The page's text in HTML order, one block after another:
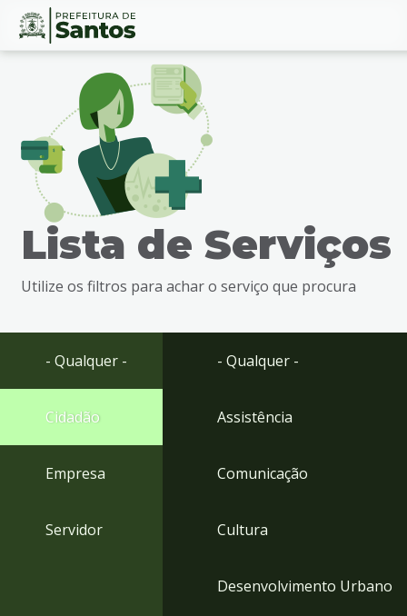
Ir
busca
Ir
rodapé
Conteúdo
Lista de Serviços
Utilize os filtros para achar o serviço que procura
- Qualquer -
Cidadão
Empresa
Servidor
- Qualquer -
Assistência
Comunicação
Cultura
Desenvolvimento Urbano